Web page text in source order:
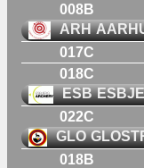
008B
ARH
017C
018C
ESB
022C
GLO
018B